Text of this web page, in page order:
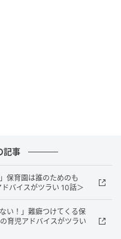
記事
保育園は誰のためのも
バイスがツラい 10話＞
い！」難癖つけてくる保
育児アドバイスがツラい